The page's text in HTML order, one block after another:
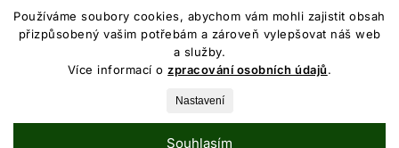
Používáme soubory cookies, abychom vám mohli zajistit obsah
přizpůsobený vašim potřebám a zároveň vylepšovat náš web
a služby.
Více informací ozpracování osobních údajů.
Nastavení
Souhlasím
Vytvořil Shoptet
Upravit nastavení cookies
Grafický návrh vytvořil a nakódoval